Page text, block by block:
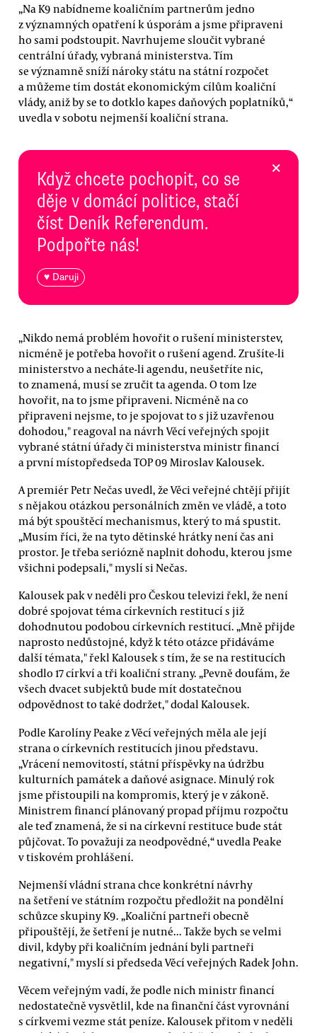
„Na K9 nabídneme koaličním partnerům jedno
z významných opatření k úsporám a jsme připraveni
ho sami podstoupit. Navrhujeme sloučit vybrané
centrální úřady, vybraná ministerstva. Tím
se významně sníží nároky státu na státní rozpočet
a můžeme tím dostát ekonomickým cílům koaliční
vlády, aniž by se to dotklo kapes daňových poplatníků,“
uvedla v sobotu nejmenší koaliční strana.
Když chcete pochopit, co se
děje v domácí politice, stačí
číst Deník Referendum.
Podpořte nás!
♥ Daruji
×
„Nikdo nemá problém hovořit o rušení ministerstev,
nicméně je potřeba hovořit o rušení agend. Zrušíte-li
ministerstvo a necháte-li agendu, neušetříte nic,
to znamená, musí se zručit ta agenda. O tom lze
hovořit, na to jsme připraveni. Nicméně na co
připraveni nejsme, to je spojovat to s již uzavřenou
dohodou," reagoval na návrh Věcí veřejných spojit
vybrané státní úřady či ministerstva ministr financí
a první místopředseda TOP 09 Miroslav Kalousek.
A premiér Petr Nečas uvedl, že Věci veřejné chtějí přijít
s nějakou otázkou personálních změn ve vládě, a toto
má být spouštěcí mechanismus, který to má spustit.
„Musím říci, že na tyto dětinské hrátky není čas ani
prostor. Je třeba seriózně naplnit dohodu, kterou jsme
všichni podepsali," myslí si Nečas.
Kalousek pak v neděli pro Českou televizi řekl, že není
dobré spojovat téma církevních restitucí s již
dohodnutou podobou církevních restitucí. „Mně přijde
naprosto nedůstojné, když k této otázce přidáváme
další témata," řekl Kalousek s tím, že se na restitucích
shodlo 17 církví a tři koaliční strany. „Pevně doufám, že
všech dvacet subjektů bude mít dostatečnou
odpovědnost to také dodržet," dodal Kalousek.
Podle Karolíny Peake z Věcí veřejných měla ale její
strana o církevních restitucích jinou představu.
„Vrácení nemovitostí, státní příspěvky na údržbu
kulturních památek a daňové asignace. Minulý rok
jsme přistoupili na kompromis, který je v zákoně.
Ministrem financí plánovaný propad příjmu rozpočtu
ale teď znamená, že si na církevní restituce bude stát
půjčovat. To považuji za neodpovědné,“ uvedla Peake
v tiskovém prohlášení.
Nejmenší vládní strana chce konkrétní návrhy
na šetření ve státním rozpočtu předložit na pondělní
schůzce skupiny K9. „Koaliční partneři obecně
připouštějí, že šetření je nutné... Takže bych se velmi
divil, kdyby při koaličním jednání byli partneři
negativní," myslí si předseda Věcí veřejných Radek John.
Věcem veřejným vadí, že podle nich ministr financí
nedostatečně vysvětlil, kde na finanční část vyrovnání
s církvemi vezme stát peníze. Kalousek přitom v neděli